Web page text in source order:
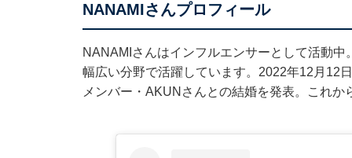
NANAMIさんプロフィール
NANAMIさんはインフルエンサーとして活動
幅広い分野で活躍しています。2022年12月12
メンバー・AKUNさんとの結婚を発表。これか